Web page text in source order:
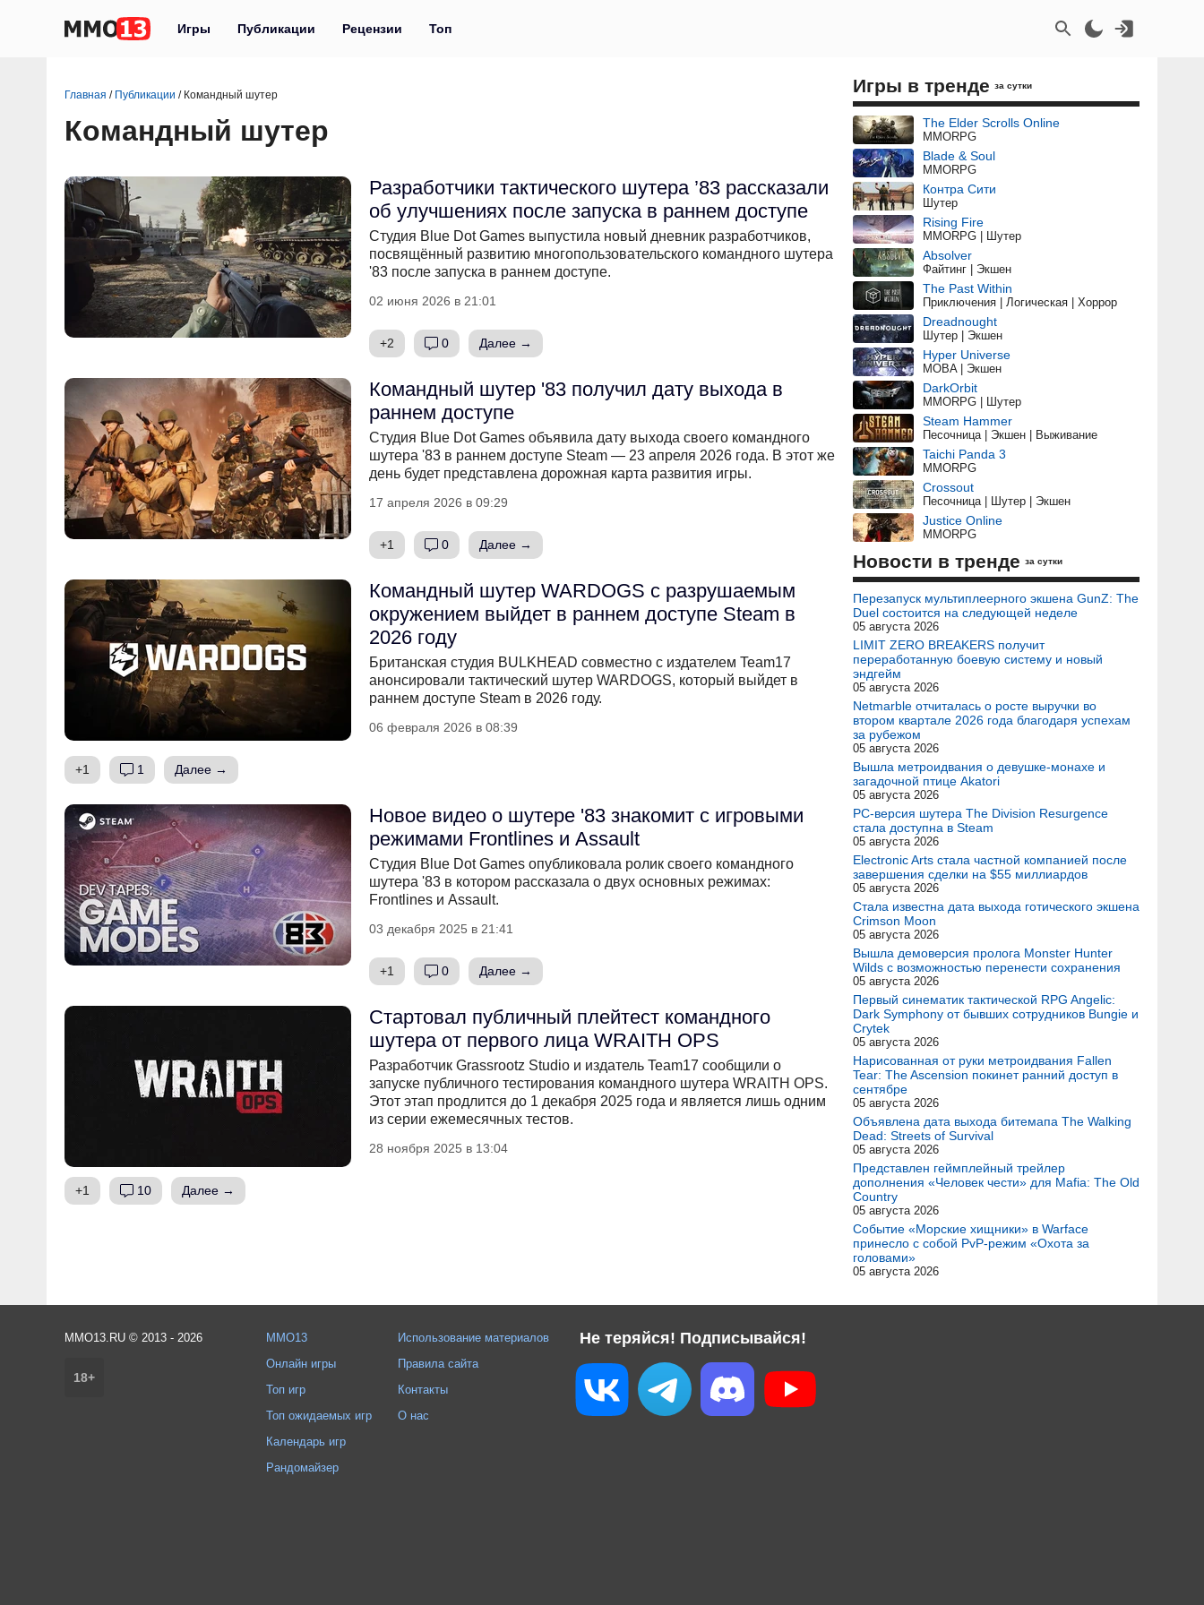
Игры Публикации Рецензии Топ
Главная / Публикации / Командный шутер
Командный шутер
Разработчики тактического шутера ’83 рассказали
об улучшениях после запуска в раннем доступе
Студия Blue Dot Games выпустила новый дневник разработчиков,
посвящённый развитию многопользовательского командного шутера
'83 после запуска в раннем доступе.
02 июня 2026 в 21:01
+2 0 Далее →
Командный шутер '83 получил дату выхода в
раннем доступе
Студия Blue Dot Games объявила дату выхода своего командного
шутера '83 в раннем доступе Steam — 23 апреля 2026 года. В этот же
день будет представлена дорожная карта развития игры.
17 апреля 2026 в 09:29
+1 0 Далее →
Командный шутер WARDOGS с разрушаемым
окружением выйдет в раннем доступе Steam в
2026 году
Британская студия BULKHEAD совместно с издателем Team17
анонсировали тактический шутер WARDOGS, который выйдет в
раннем доступе Steam в 2026 году.
06 февраля 2026 в 08:39
+1 1 Далее →
Новое видео о шутере '83 знакомит с игровыми
режимами Frontlines и Assault
Студия Blue Dot Games опубликовала ролик своего командного
шутера '83 в котором рассказала о двух основных режимах:
Frontlines и Assault.
03 декабря 2025 в 21:41
+1 0 Далее →
Стартовал публичный плейтест командного
шутера от первого лица WRAITH OPS
Разработчик Grassrootz Studio и издатель Team17 сообщили о
запуске публичного тестирования командного шутера WRAITH OPS.
Этот этап продлится до 1 декабря 2025 года и является лишь одним
из серии ежемесячных тестов.
28 ноября 2025 в 13:04
+1 10 Далее →
Игры в тренде за сутки
The Elder Scrolls Online
MMORPG
Blade & Soul
MMORPG
Контра Сити
Шутер
Rising Fire
MMORPG | Шутер
Absolver
Файтинг | Экшен
The Past Within
Приключения | Логическая | Хоррор
Dreadnought
Шутер | Экшен
Hyper Universe
MOBA | Экшен
DarkOrbit
MMORPG | Шутер
Steam Hammer
Песочница | Экшен | Выживание
Taichi Panda 3
MMORPG
Crossout
Песочница | Шутер | Экшен
Justice Online
MMORPG
Новости в тренде за сутки
Перезапуск мультиплеерного экшена GunZ: The
Duel состоится на следующей неделе
05 августа 2026
LIMIT ZERO BREAKERS получит
переработанную боевую систему и новый
эндгейм
05 августа 2026
Netmarble отчиталась о росте выручки во
втором квартале 2026 года благодаря успехам
за рубежом
05 августа 2026
Вышла метроидвания о девушке-монахе и
загадочной птице Akatori
05 августа 2026
PC-версия шутера The Division Resurgence
стала доступна в Steam
05 августа 2026
Electronic Arts стала частной компанией после
завершения сделки на $55 миллиардов
05 августа 2026
Стала известна дата выхода готического экшена
Crimson Moon
05 августа 2026
Вышла демоверсия пролога Monster Hunter
Wilds с возможностью перенести сохранения
05 августа 2026
Первый синематик тактической RPG Angelic:
Dark Symphony от бывших сотрудников Bungie и
Crytek
05 августа 2026
Нарисованная от руки метроидвания Fallen
Tear: The Ascension покинет ранний доступ в
сентябре
05 августа 2026
Объявлена дата выхода битемапа The Walking
Dead: Streets of Survival
05 августа 2026
Представлен геймплейный трейлер
дополнения «Человек чести» для Mafia: The Old
Country
05 августа 2026
Событие «Морские хищники» в Warface
принесло с собой PvP-режим «Охота за
головами»
05 августа 2026
Не теряйся! Подписывайся!
MMO13.RU © 2013 - 2026
18+
MMO13
Онлайн игры
Топ игр
Топ ожидаемых игр
Календарь игр
Рандомайзер
Использование материалов
Правила сайта
Контакты
О нас